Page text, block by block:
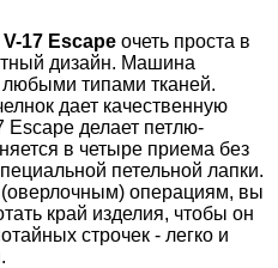
17 Escape очеть проста в
дизайн. Машина
любыми типами тканей.
дает качественную
Escape делает петлю-
в четыре приема без
петельной лапки.
операциям, вы
край изделия, чтобы он
строчек - легко и